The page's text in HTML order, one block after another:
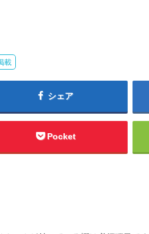
載
シェア
Pocket